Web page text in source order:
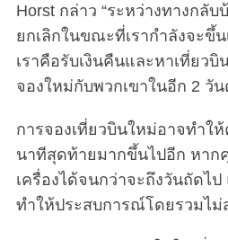
Horst กล่าว “ระหว่างทางกลับ
ยกเลิกในขณะที่เรากำลังจะขึ้น
เราคือรับเงินคืนและหาเที่ยว
จองใหม่กับพวกเขาในอีก 2 วัน
การจองเที่ยวบินใหม่อาจทำใ
นาทีสุดท้ายมากขึ้นไปอีก หา
เครื่องได้จนกว่าจะถึงวันถัดไ
ทำให้ประสบการณ์โดยรวมไม่